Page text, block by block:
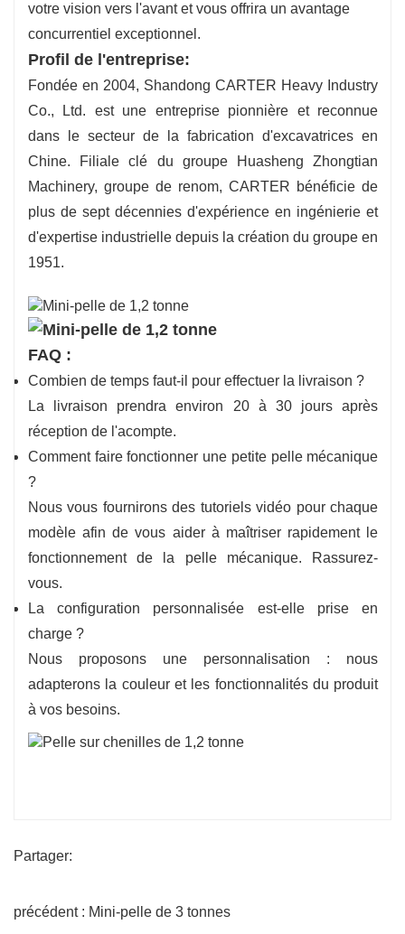
votre vision vers l'avant et vous offrira un avantage
concurrentiel exceptionnel.
Profil de l'entreprise:
Fondée en 2004, Shandong CARTER Heavy Industry
Co., Ltd. est une entreprise pionnière et reconnue
dans le secteur de la fabrication d'excavatrices en
Chine. Filiale clé du groupe Huasheng Zhongtian
Machinery, groupe de renom, CARTER bénéficie de
plus de sept décennies d'expérience en ingénierie et
d'expertise industrielle depuis la création du groupe en
1951.
FAQ :
Combien de temps faut-il pour effectuer la livraison ?
La livraison prendra environ 20 à 30 jours après
réception de l'acompte.
Comment faire fonctionner une petite pelle mécanique
?
Nous vous fournirons des tutoriels vidéo pour chaque
modèle afin de vous aider à maîtriser rapidement le
fonctionnement de la pelle mécanique. Rassurez-
vous.
La configuration personnalisée est-elle prise en
charge ?
Nous proposons une personnalisation : nous
adapterons la couleur et les fonctionnalités du produit
à vos besoins.
Partager:
précédent : Mini-pelle de 3 tonnes